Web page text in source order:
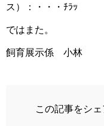
ス）：・・・ﾁﾗｯ
ではまた。
飼育展示係 小林
この記事をシ